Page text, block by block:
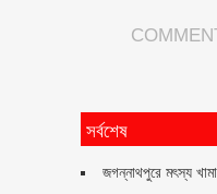
সর্বশেষ
জগন্নাথপুরে মৎস্য